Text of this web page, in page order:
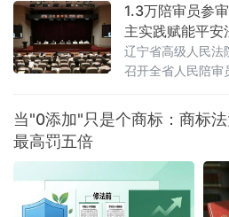
1.3万陪审员参
主实践赋能平安
辽宁省高级人民法
召开全省人民陪审
要求，系统梳理
的实践成效，研
作的高质量发展
辽宁建设注入坚
时间传达了辽宁省
当"0添加"只是个商标：商标
最高罚五倍